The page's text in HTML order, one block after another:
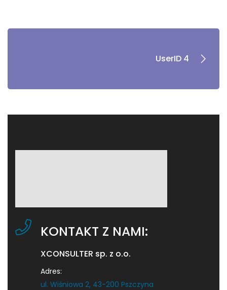
UserID 4
KONTAKT Z NAMI:
XCONSULTER sp. z o.o.
Adres:
ul. Wiśniowa 2, 43-200 Pszczyna